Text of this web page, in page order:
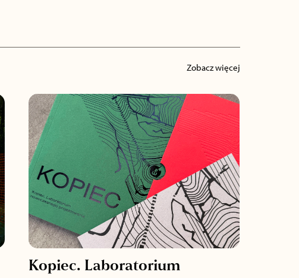
Zobacz więcej
Kopiec. Laboratorium